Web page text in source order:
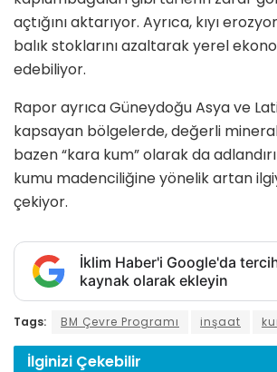
açtığını aktarıyor. Ayrıca, kıyı
balık stoklarını azaltarak yerel
edebiliyor.
Rapor ayrıca Güneydoğu Asya ve
kapsayan bölgelerde, değerli
bazen “kara kum” olarak da
kumu madenciliğine yönelik artan
çekiyor.
İklim Haber'i Google'da
kaynak olarak ekleyin
Tags: BM Çevre Programı inşaat
İlginizi Çekebilir